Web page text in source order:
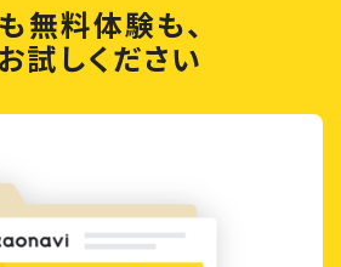
無料体験も、
試しください